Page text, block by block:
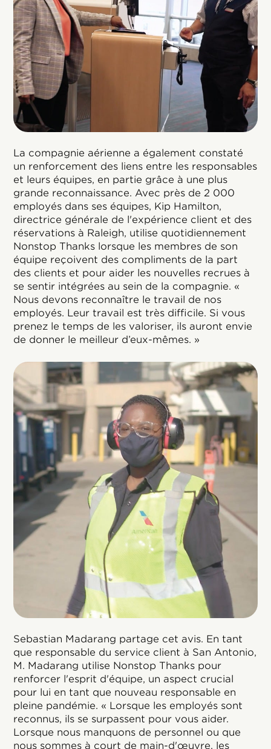
La compagnie aérienne a également constaté
un renforcement des liens entre les responsables
et leurs équipes, en partie grâce à une plus
grande reconnaissance. Avec près de 2 000
employés dans ses équipes, Kip Hamilton,
directrice générale de l'expérience client et des
réservations à Raleigh, utilise quotidiennement
Nonstop Thanks lorsque les membres de son
équipe reçoivent des compliments de la part
des clients et pour aider les nouvelles recrues à
se sentir intégrées au sein de la compagnie. «
Nous devons reconnaître le travail de nos
employés. Leur travail est très difficile. Si vous
prenez le temps de les valoriser, ils auront envie
de donner le meilleur d’eux-mêmes. »
Sebastian Madarang partage cet avis. En tant
que responsable du service client à San Antonio,
M. Madarang utilise Nonstop Thanks pour
renforcer l'esprit d'équipe, un aspect crucial
pour lui en tant que nouveau responsable en
pleine pandémie. « Lorsque les employés sont
reconnus, ils se surpassent pour vous aider.
Lorsque nous manquons de personnel ou que
nous sommes à court de main-d'œuvre, les